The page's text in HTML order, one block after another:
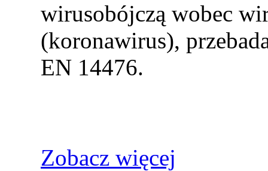
wirusobójczą wobec
(koronawirus),
EN 14476.
Zobacz więcej